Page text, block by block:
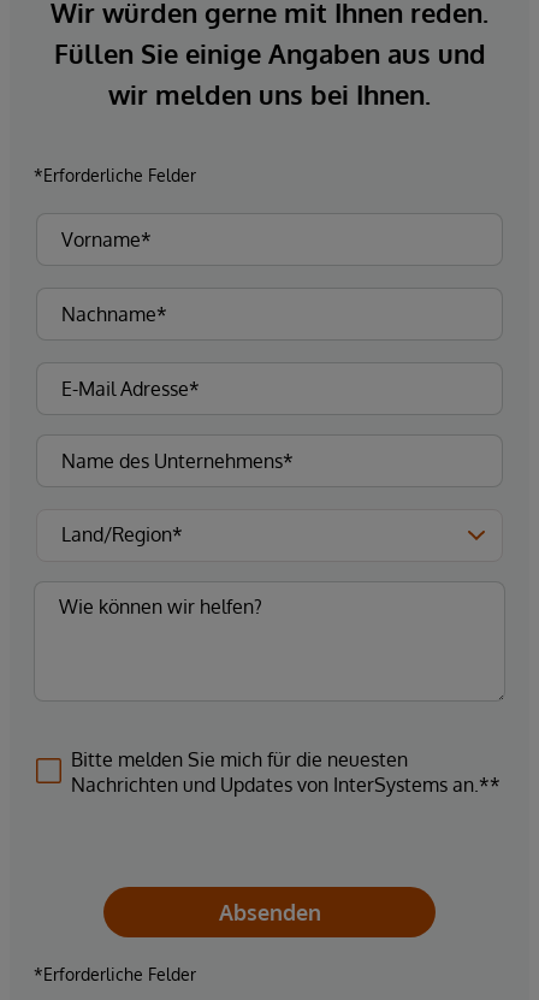
Wir würden gerne mit Ihnen reden.
Füllen Sie einige Angaben aus und
wir melden uns bei Ihnen.
*Erforderliche Felder
Bitte melden Sie mich für die neuesten
Nachrichten und Updates von InterSystems an.**
Absenden
*Erforderliche Felder